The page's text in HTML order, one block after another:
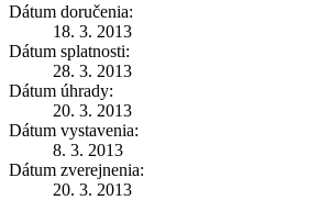
Dátum doručenia:
18. 3. 2013
Dátum splatnosti:
28. 3. 2013
Dátum úhrady:
20. 3. 2013
Dátum vystavenia:
8. 3. 2013
Dátum zverejnenia:
20. 3. 2013